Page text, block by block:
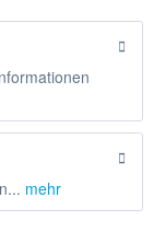
mehr